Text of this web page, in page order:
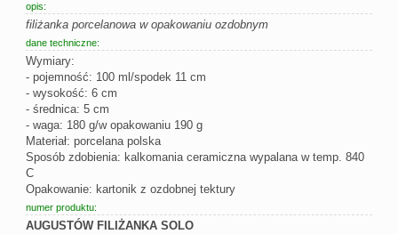
opis:
filiżanka porcelanowa w opakowaniu ozdobnym
dane techniczne:
Wymiary:
- pojemność: 100 ml/spodek 11 cm
- wysokość: 6 cm
- średnica: 5 cm
- waga: 180 g/w opakowaniu 190 g
Materiał: porcelana polska
Sposób zdobienia: kalkomania ceramiczna wypalana w temp. 840
C
Opakowanie: kartonik z ozdobnej tektury
numer produktu:
AUGUSTÓW FILIŻANKA SOLO